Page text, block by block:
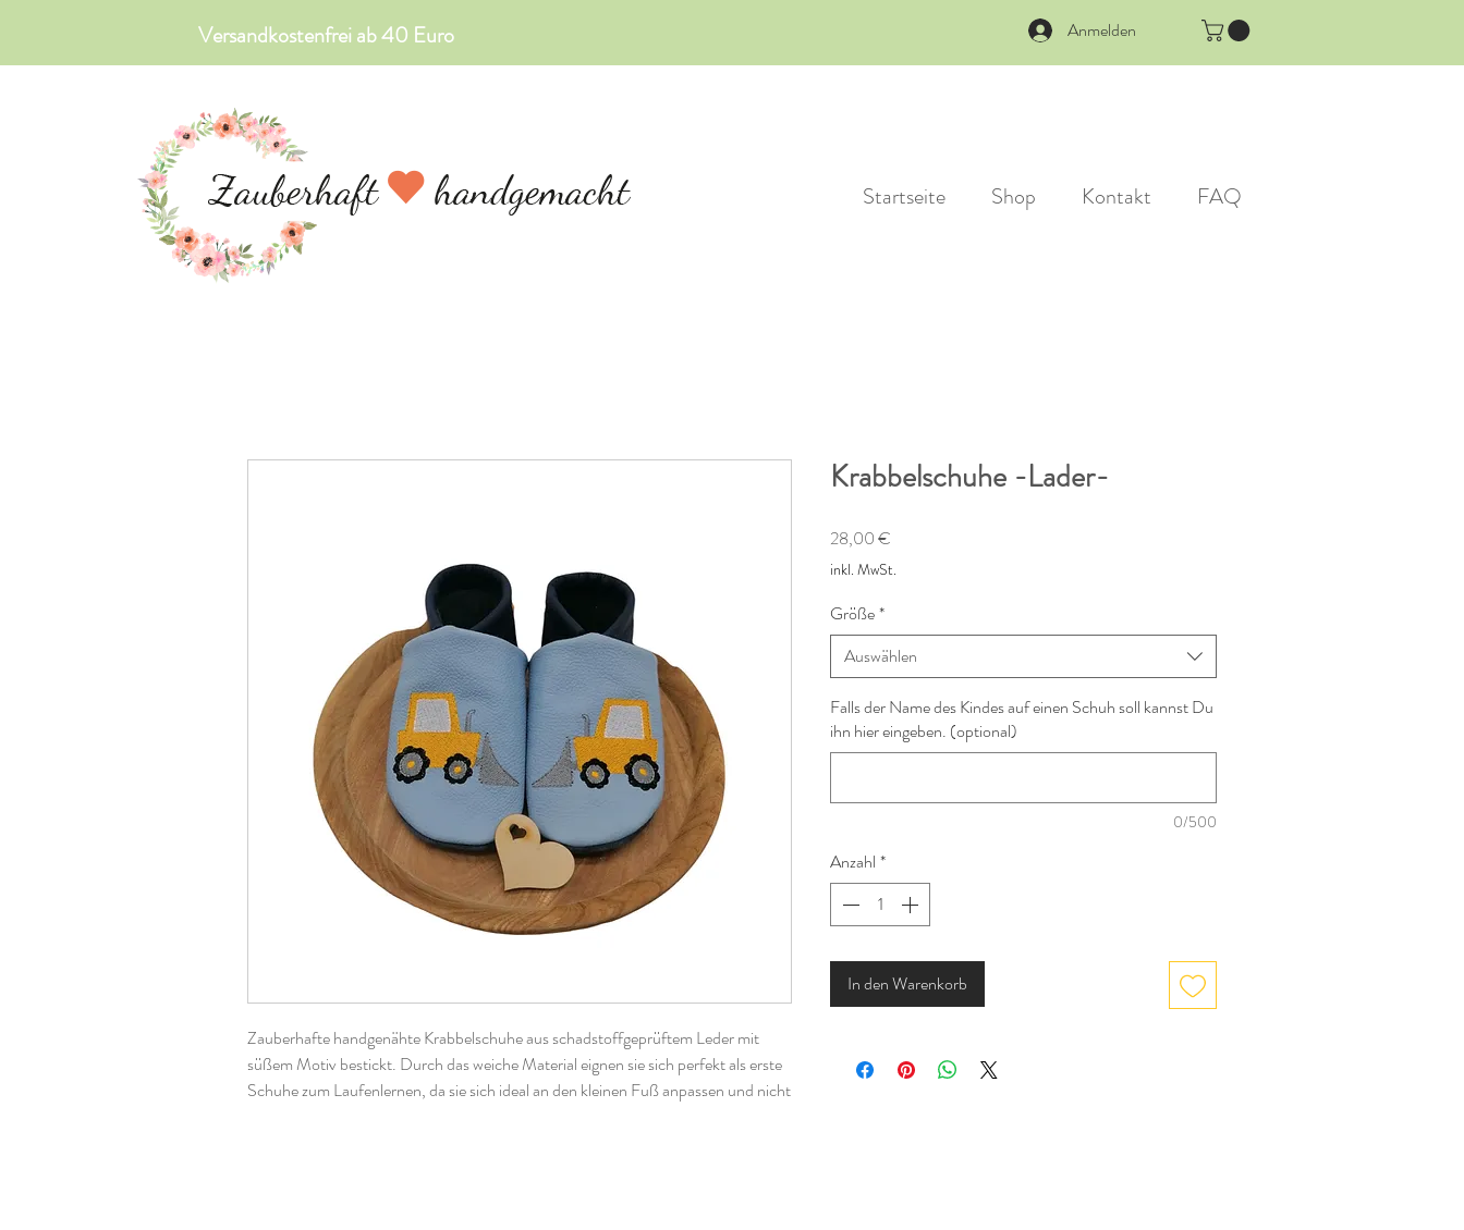
Versandkostenfrei ab 40 Euro Anmelden
Startseite Shop Kontakt FAQ
Zauberhafte handgenähte Krabbelschuhe aus schadstoffgeprüftem Leder mit
süßem Motiv bestickt. Durch das weiche Material eignen sie sich perfekt als erste
Schuhe zum Laufenlernen, da sie sich ideal an den kleinen Fuß anpassen und nicht
Krabbelschuhe -Lader-
28,00 €
inkl. MwSt.
Größe*
Auswählen
Falls der Name des Kindes auf einen Schuh soll kannst Du
ihn hier eingeben. (optional)
0/500
Anzahl *
In den Warenkorb